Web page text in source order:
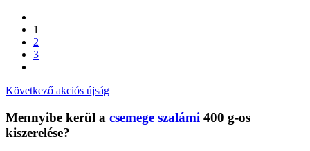
1
2
3
Következő akciós újság
Mennyibe kerül a csemege szalámi 400 g-os
kiszerelése?